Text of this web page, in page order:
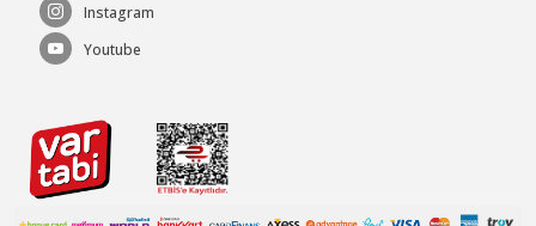
Instagram
Youtube